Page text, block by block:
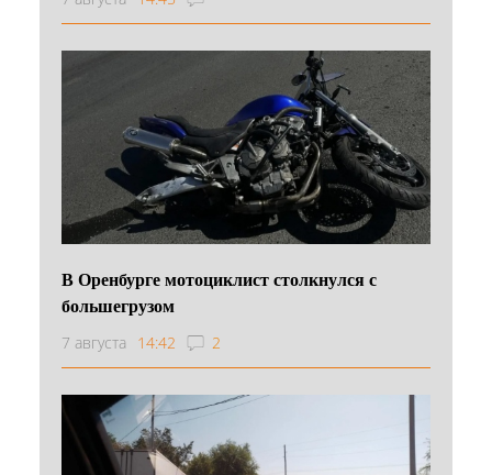
В Оренбурге мотоциклист столкнулся с
большегрузом
7 августа 14:42 2